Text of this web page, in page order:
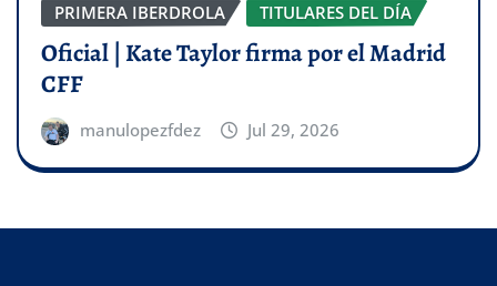
PRIMERA IBERDROLA
TITULARES DEL DÍA
Oficial | Kate Taylor firma por el Madrid
CFF
manulopezfdez Jul 29, 2026